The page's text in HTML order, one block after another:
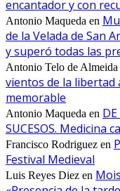
encantador y con
Antonio Maqueda en
de la Velada de San
y superó todas las
Antonio Telo de Almeida
vientos de la libertad
memorable
Antonio Maqueda en
SUCESOS. Medicina
Francisco Rodriguez en
Festival Medieval
Luis Reyes Diez en